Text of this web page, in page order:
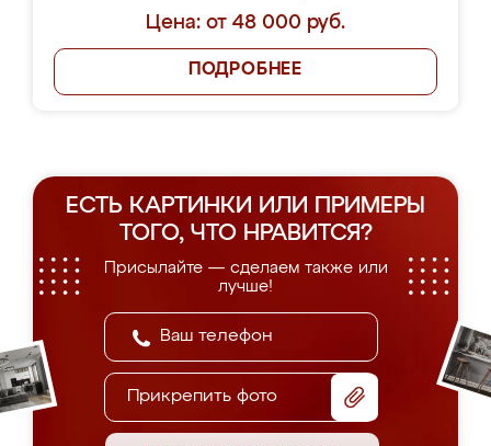
Цена: от 48 000 руб.
ПОДРОБНЕЕ
ЕСТЬ КАРТИНКИ ИЛИ ПРИМЕРЫ
ТОГО, ЧТО НРАВИТСЯ?
Присылайте — сделаем также или
лучше!
Прикрепить фото